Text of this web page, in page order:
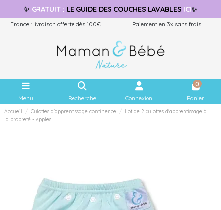
✨ GRATUIT: LE GUIDE DES COUCHES LAVABLES ICI✨
France : livraison offerte dès 100€ Paiement en 3x sans frais
Menu Recherche Connexion
0
Panier
Accueil Culottes d'apprentissage continence
Lot de 2 culottes d'apprentissage à
la propreté - Apples